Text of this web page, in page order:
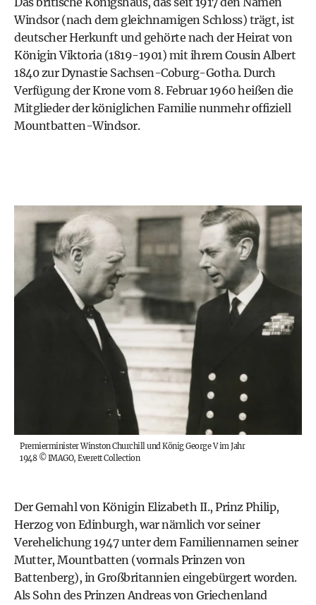
Windsor (nach dem gleichnamigen Schloss) trägt, ist
deutscher Herkunft und gehörte nach der Heirat von
Königin Viktoria (1819-1901) mit ihrem Cousin Albert
1840 zur Dynastie Sachsen-Coburg-Gotha. Durch
Verfügung der Krone vom 8. Februar 1960 heißen die
Mitglieder der königlichen Familie nunmehr offiziell
Mountbatten-Windsor.
Premierminister Winston Churchill und König George V im Jahr
1948©IMAGO, Everett Collection
Der Gemahl vonKönigin Elizabeth II., Prinz Philip,
Herzog von Edinburgh, war nämlich vor seiner
Verehelichung 1947 unter dem Familiennamen seiner
Mutter, Mountbatten (vormals Prinzen von
Battenberg), in Großbritannien eingebürgert worden.
Als Sohn des Prinzen Andreas von Griechenland